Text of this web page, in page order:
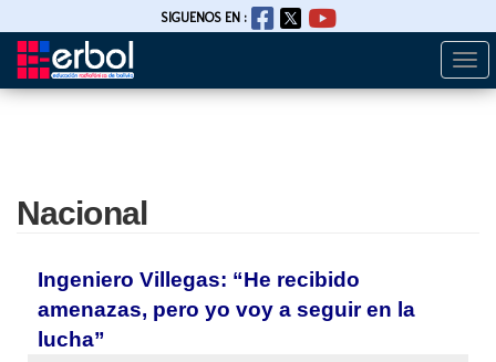
Pasar
SIGUENOS EN :
Nacional
Ingeniero Villegas: “He recibido
amenazas, pero yo voy a seguir en la
lucha”